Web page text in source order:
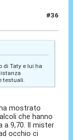
#36
di Taty e lui ha
testuali.
mostrato
che hanno
a 9,70. Il mister
occhio ci